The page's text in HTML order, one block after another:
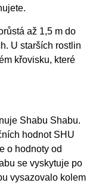
až 1,5 m do
U starších rostlin
křovisku, které
Shabu Shabu.
hodnot SHU
o hodnoty od
se vyskytuje po
vysazovalo kolem